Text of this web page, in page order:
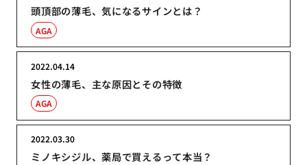
頭頂部の薄毛、気になるサインとは？
AGA
女性の薄毛、主な原因とその特徴
2022.04.14
AGA
ミノキシジル、薬局で買えるって本当？
2022.03.30